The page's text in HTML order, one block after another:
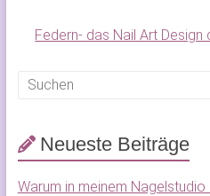
Federn- das Nail Art Design
Neueste Beiträge
Warum in meinem